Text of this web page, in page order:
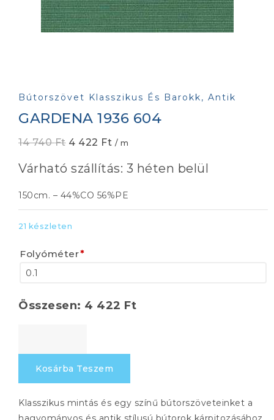
Bútorszövet Klasszikus És Barokk, Antik
GARDENA 1936 604
14 740Ft Original
was:
14
740 Ft.
4 422 FtCurrent
is:
4
422 Ft.
/ m
Várható szállítás: 3 héten belül
150cm. – 44%CO 56%PE
21 készleten
Folyóméter*
Összesen: 4 422 Ft
Kosárba Teszem
Klasszikus mintás és egy színű bútorszöveteinket a